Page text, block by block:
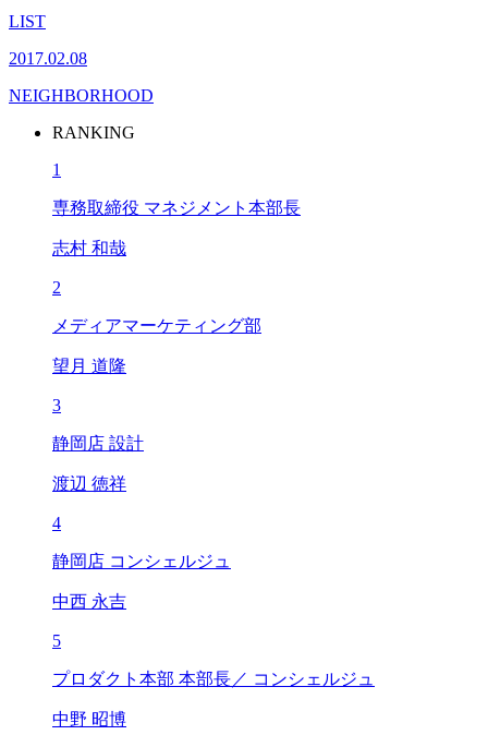
LIST
2017.02.08
NEIGHBORHOOD
RANKING
1
専務取締役 マネジメント本部長
志村 和哉
2
メディアマーケティング部
望月 道隆
3
静岡店 設計
渡辺 徳祥
4
静岡店 コンシェルジュ
中西 永吉
5
プロダクト本部 本部長／ コンシェルジュ
中野 昭博